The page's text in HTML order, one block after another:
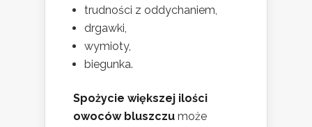
trudności z oddychaniem,
drgawki,
wymioty,
biegunka.
Spożycie większej ilości
owoców bluszczu może